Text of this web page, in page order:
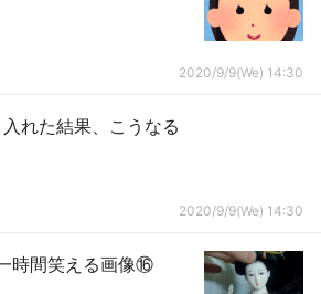
2020/9/9(We) 14:30
れた結果、こうなる
2020/9/9(We) 14:30
時間笑える画像⑯